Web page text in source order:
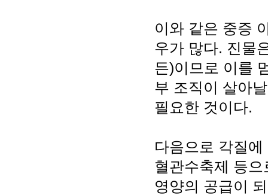
이와 같은 중증
우가 많다. 진물
든)이므로 이를
부 조직이 살아
필요한 것이다.
다음으로 각질
혈관수축제 등
영양의 공급이